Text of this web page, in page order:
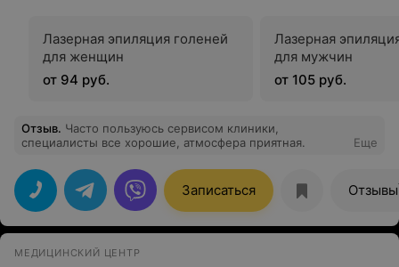
Лазерная эпиляция голеней
для женщин
от 94 руб.
Лазерная
для мужчин
от 105 руб.
Отзыв. Часто пользуюсь сервисом клиники,
специалисты все хорошие, атмосфера приятная.
Еще
Записаться Отзывы
МЕДИЦИНСКИЙ ЦЕНТР